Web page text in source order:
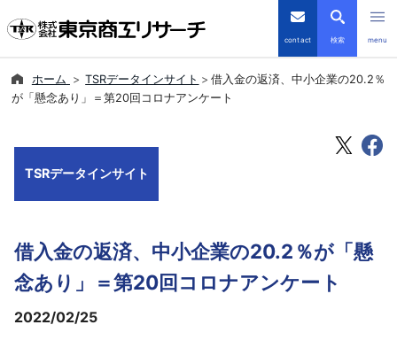
contact 検索 menu
倒産・注目企業情報
会社案内
ホーム TSRデータインサイト
借入金の返済、中小企業の20.2％
が「懸念あり」＝第20回コロナアンケート
TSRデータインサイト
借入金の返済、中小企業の20.2％が「懸
念あり」＝第20回コロナアンケート
2022/02/25